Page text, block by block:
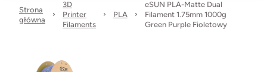
Strona
główna
3D
Printer
Filaments
PLA
eSUN PLA-Matte Dual
Filament 1.75mm 1000g
Green Purple Fioletowy